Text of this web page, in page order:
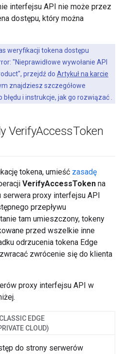
interfejsu API nie może przez
dostępu, który można
weryfikacji tokena dostępu
"Nieprawidłowe wywołanie API
przejdź do Artykuł na karcie
znajdziesz szczegółowe
i instrukcje, jak go rozwiązać .
VerifyAccessToken
tokena, umieść zasadę
VerifyAccessToken na
proxy interfejsu API
przepływu
tam umieszczony, tokeny
przed wszelkie inne
odrzucenia tokena Edge
zwrócenie się do klienta
proxy interfejsu API w
CLASSIC EDGE
CLOUD)
do strony serwerów